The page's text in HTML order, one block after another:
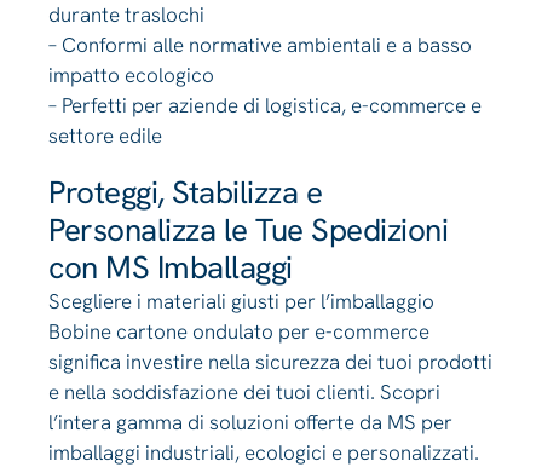
durante traslochi
– Conformi alle normative ambientali e a basso
impatto ecologico
– Perfetti per aziende di logistica, e-commerce e
settore edile
Proteggi, Stabilizza e
Personalizza le Tue Spedizioni
con MS Imballaggi
Scegliere i materiali giusti per l’imballaggio
Bobine cartone ondulato per e-commerce
significa investire nella sicurezza dei tuoi prodotti
e nella soddisfazione dei tuoi clienti. Scopri
l’intera gamma di soluzioni offerte da MS per
imballaggi industriali, ecologici e personalizzati.